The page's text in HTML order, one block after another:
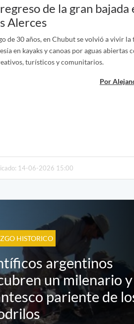
de la gran bajada
Alerces
de 30 años, en Chubut se volvió a vivir
en kayaks y canoas por aguas abiertas
turísticos y comunitarios.
Por
14-06-2026 15:00
HISTORICO
argentinos
un milenario y
pariente de